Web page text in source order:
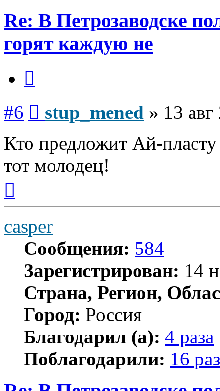
Re: В Петрозаводске
горят каждую не
#6 stup_mened » 13
Кто предложит Ай-
тот молодец!
началу
casper
Сообщения: 584
Зарегистрирован: 14
Страна, Регион,
Город: Россия
Благодарил (а): 4 раза
Поблагодарили: 16 раз